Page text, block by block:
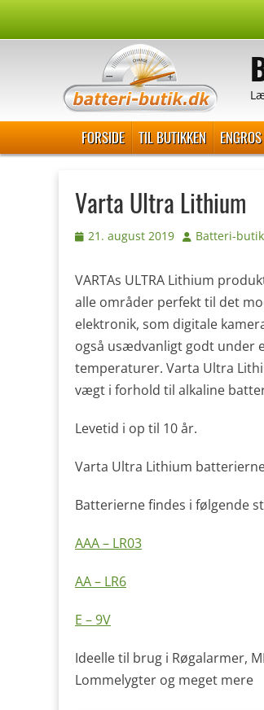
Primær Menu
FORSIDE TIL BUTIKKEN
Varta Ultra Lithium
Udgivet
21. august 2019 Forfatter
Batteri-
VARTAs ULTRA Lithium
alle områder perfekt til det
elektronik, som digitale
også usædvanligt godt under
temperaturer. Varta Ultra
vægt i forhold til alkaline
Levetid i op til 10 år.
Varta Ultra Lithium
Batterierne findes i følgende
AAA – LR03
AA – LR6
E – 9V
Ideelle til brug i Røgalarmer,
Lommelygter og meget mere